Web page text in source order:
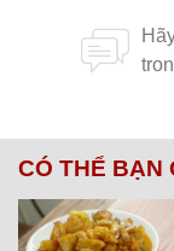
CÓ THỂ BẠN